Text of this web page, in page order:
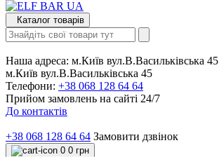
Каталог товарів
Наша адреса: м.Київ вул.В.Васильківська 45
м.Київ вул.В.Васильківська 45
Телефони: +38 068 128 64 64
Прийом замовлень на сайті 24/7
До контактів
+38 068 128 64 64 Замовити дзвінок
0 0 грн